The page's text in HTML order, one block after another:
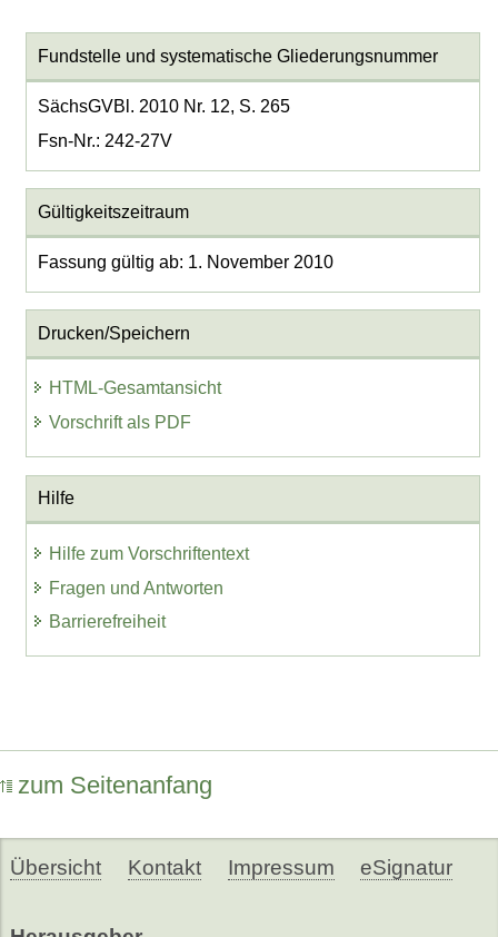
Fundstelle und systematische Gliederungsnummer
SächsGVBl. 2010 Nr. 12, S. 265
Fsn-Nr.: 242-27V
Gültigkeitszeitraum
Fassung gültig ab: 1. November 2010
Drucken/Speichern
HTML-Gesamtansicht
Vorschrift als PDF
Hilfe
Hilfe zum Vorschriftentext
Fragen und Antworten
Barrierefreiheit
zum Seitenanfang
Übersicht Kontakt Impressum eSignatur